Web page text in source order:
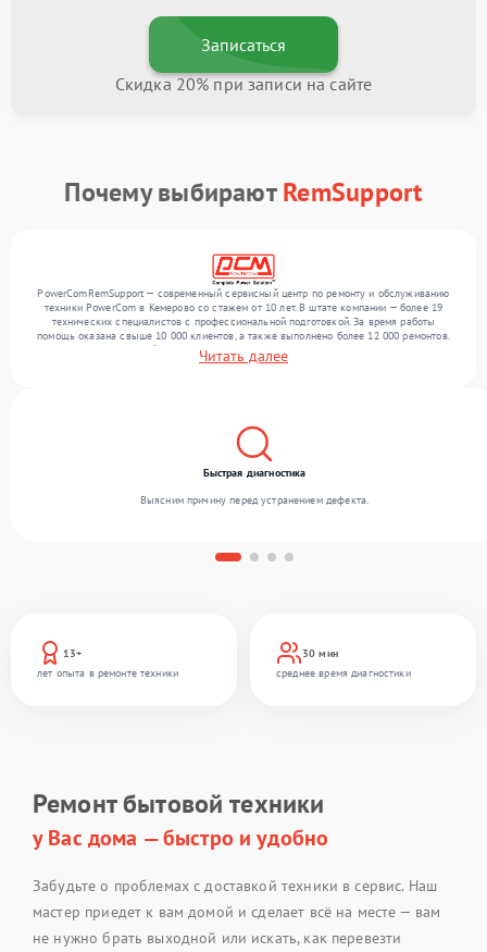
Записаться
Скидка 20% при записи на сайте
Почему выбираютRemSupport
PowerComRemSupport — современный сервисный центр по ремонту и обслуживанию
техники PowerCom в Кемерово со стажем от 10 лет. В штате компании — более 19
технических специалистов с профессиональной подготовкой. За время работы
помощь оказана свыше 10 000 клиентов, а также выполнено более 12 000 ремонтов.
Ежемесячно в сервисный центр поступает свыше 300 единиц техники, включая , , . Мы
беремся за задачи любой сложности и обеспечиваем надежный результат благодаря
Читать далее
13+
лет опыта в ремонте техники
30 мин
среднее время диагностики
Быстрая диагностика
Выясним причину перед устранением дефекта.
Ремонт бытовой техники
у Вас дома — быстро и удобно
Забудьте о проблемах с доставкой техники в сервис. Наш
мастер приедет к вам домой и сделает всё на месте — вам
не нужно брать выходной или искать, как перевезти